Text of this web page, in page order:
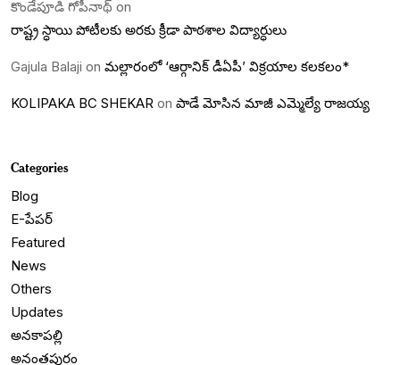
కొండేపూడి గోపీనాథ్ on
రాష్ట్ర స్ధాయి పోటీలకు అరకు క్రీడా పాఠశాల విద్యార్ధులు
Gajula Balaji on మల్లారంలో ‘ఆర్గానిక్ డీఏపీ’ విక్రయాల కలకలం*
KOLIPAKA BC SHEKAR on పాడే మోసిన మాజీ ఎమ్మెల్యే రాజయ్య
Categories
Blog
E-పేపర్
Featured
News
Others
Updates
అనకాపల్లి
అనంతపురం